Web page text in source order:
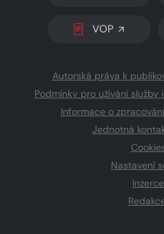
VOP
Autorská práva k
Podmínky pro užívání
Informace o
Jednotná
Nastavení
Inzerce